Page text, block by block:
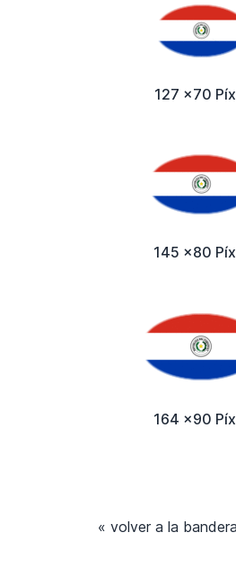
127 x70
145 x80
164 x90
« volver a la